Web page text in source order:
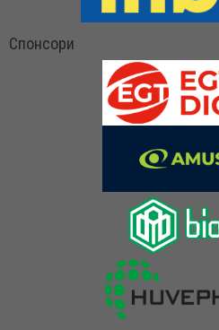
Спонсори